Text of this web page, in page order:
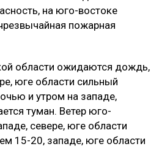
на юго-востоке
пожарная
области ожидаются дождь,
юге области сильный
и утром на западе,
туман. Ветер юго-
севере, юге области
15-20, западе, юге области